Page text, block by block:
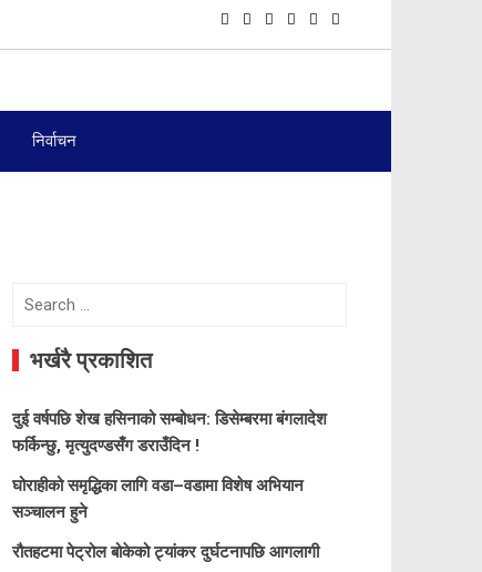
निर्वाचन
Search
भर्खरै प्रकाशित
दुई वर्षपछि शेख हसिनाको सम्बोधन: डिसेम्बरमा बंगलादेश
फर्किन्छु, मृत्युदण्डसँग डराउँदिन !
घोराहीको समृद्धिका लागि वडा–वडामा विशेष अभियान
सञ्चालन हुने
रौतहटमा पेट्रोल बोकेको ट्यांकर दुर्घटनापछि आगलागी